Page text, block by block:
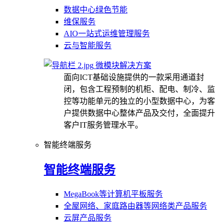
数据中心绿色节能
维保服务
AIO一站式运维管理服务
云与智能服务
微模块解决方案
面向ICT基础设施提供的一款采用通道封
闭，包含工程预制的机柜、配电、制冷、监
控等功能单元的独立的小型数据中心，为客
户提供数据中心整体产品及交付，全面提升
客户IT服务管理水平。
智能终端服务
智能终端服务
MegaBook等计算机平板服务
全屋网络、家庭路由器等网络类产品服务
云屏产品服务